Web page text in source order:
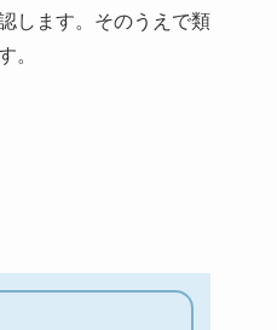
します。そのうえで類
。